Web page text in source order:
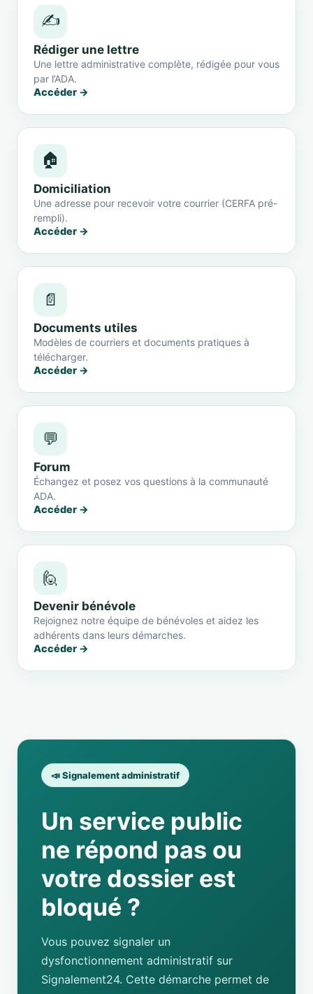
✍️
Rédiger une lettre
Une lettre administrative complète, rédigée pour vous
par l’ADA.
Accéder →
🏠
Domiciliation
Une adresse pour recevoir votre courrier (CERFA pré-
rempli).
Accéder →
📄
Documents utiles
Modèles de courriers et documents pratiques à
télécharger.
Accéder →
💬
Forum
Échangez et posez vos questions à la communauté
ADA.
Accéder →
🙋
Devenir bénévole
Rejoignez notre équipe de bénévoles et aidez les
adhérents dans leurs démarches.
Accéder →
📣 Signalement administratif
Un service public
ne répond pas ou
votre dossier est
bloqué ?
Vous pouvez signaler un
dysfonctionnement administratif sur
Signalement24. Cette démarche permet de